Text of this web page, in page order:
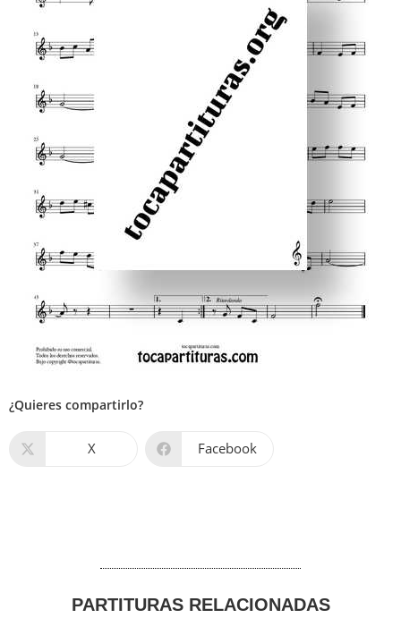
¿Quieres compartirlo?
X Facebook
PARTITURAS RELACIONADAS